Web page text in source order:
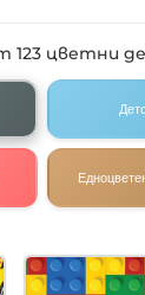
123 цветни